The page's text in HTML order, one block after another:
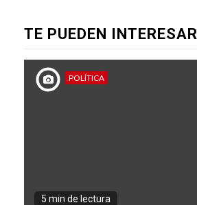
TE PUEDEN INTERESAR
POLÍTICA
5 min de lectura